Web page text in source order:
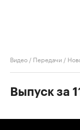
Видео / Передачи /
Выпуск за